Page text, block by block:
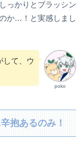
っかりとブラッシン
か…！と実感しまし
poko
して、ウ
抱あるのみ！